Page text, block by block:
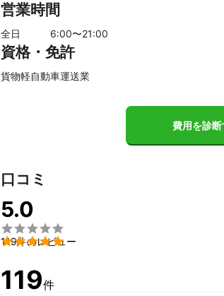
また年間2000件以上の引越しを手掛けている実
たアプローチを提供しています。皆様からのご連
これまでの実績
引越しのIYASAKAでは、月に80件以上の引越し作
き年間2000件以上の引越しのお仕事をいただい
接客に自信があります！！！
レスポンス、お客様に寄り添った
また、おかげさまで
接客では高い評価をいただいております。
元大手の引越し業者の経験を積み、引越経験年
技術レベルの高いスタッフが在籍しているためお
またIYASAKAに引越しを依頼してよかったと思
営業時間
全日 6:00〜21:00
資格・免許
貨物軽自動車運送業
費用を診断
口コミ
5.0


119件のレビュー
119件